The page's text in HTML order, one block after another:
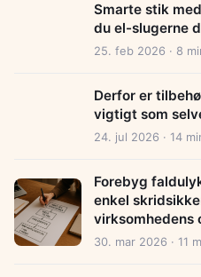
Smarte stik
du el-slugerne
25. feb 2026 · 8
Derfor er
vigtigt som
24. jul 2026 · 14
Forebyg
enkel
virksomhedens
30. mar 2026 · 11